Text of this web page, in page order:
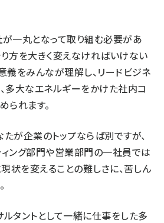
一丸となって取り組む必要があ
方を大きく変えなければいけない
義をみんなが理解し、リードビジネ
多大なエネルギーをかけた社内コ
られます。
が企業のトップならば別ですが、
ング部門や営業部門の一社員では
現状を変えることの難しさに、苦しん
タントとして一緒に仕事をした多